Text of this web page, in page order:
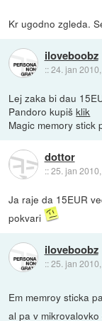
Kr ugodno zgleda.
iloveboobz
::24. jan
Lej zaka bi dau
Pandoro kupišklik
Magic memory stick
dottor
::25. jan
Ja raje da 15EUR
pokvari
iloveboobz
::25. jan
Em memroy sticka
al pa v mikrovalovko